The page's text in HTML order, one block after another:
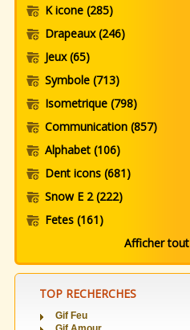
K icone (285)
Drapeaux(246)
Jeux(65)
Symbole (713)
Isometrique (798)
Communication (857)
Alphabet (106)
Dent icons (681)
Snow E 2(222)
Fetes (161)
Afficher tout
TOP RECHERCHES
Gif Feu